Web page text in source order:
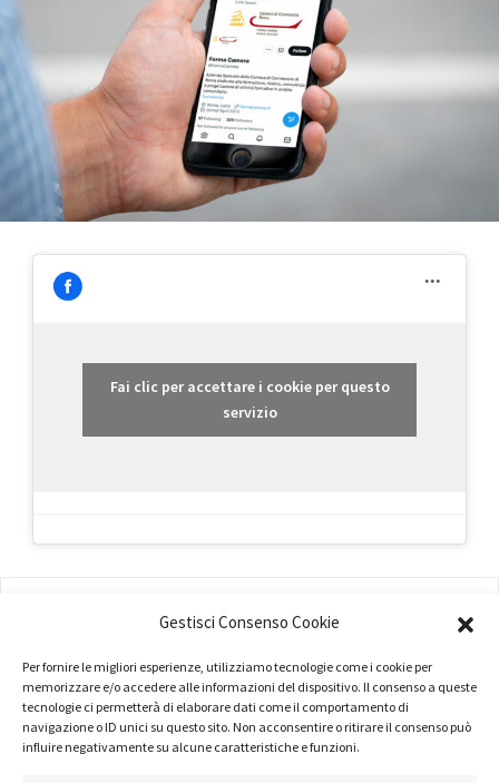
Gestisci Consenso Cookie
Per fornire le migliori esperienze, utilizziamo tecnologie come i cookie per
memorizzare e/o accedere alle informazioni del dispositivo. Il consenso a queste
tecnologie ci permetterà di elaborare dati come il comportamento di
navigazione o ID unici su questo sito. Non acconsentire o ritirare il consenso può
influire negativamente su alcune caratteristiche e funzioni.
Fai clic per accettare i cookie per questo
servizio
TERMINI E CONDIZIONI
PRIVACY POLICY